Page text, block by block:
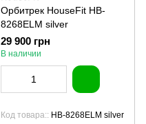
Орбитрек HouseFit HB-
8268ELM silver
29 900 грн
В наличии
Код товара:
HB-8268ELM silver